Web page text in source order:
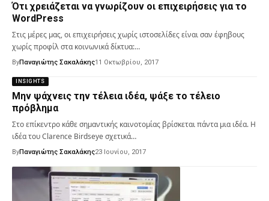
Ότι χρειάζεται να γνωρίζουν οι επιχειρήσεις για το
WordPress
Στις μέρες μας, οι επιχειρήσεις χωρίς ιστοσελίδες είναι σαν έφηβους
χωρίς προφίλ στα κοινωνικά δίκτυα:…
ByΠαναγιώτης Σακαλάκης11 Οκτωβρίου, 2017
INSIGHTS
Μην ψάχνεις την τέλεια ιδέα, ψάξε το τέλειο
πρόβλημα
Στο επίκεντρο κάθε σημαντικής καινοτομίας βρίσκεται πάντα μια ιδέα. Η
ιδέα του Clarence Birdseye σχετικά…
ByΠαναγιώτης Σακαλάκης23 Ιουνίου, 2017